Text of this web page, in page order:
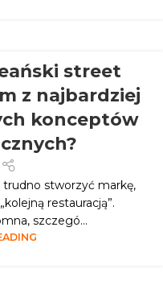
street
z najbardziej
konceptów
stworzyć markę,
restauracją”.
szczegó...